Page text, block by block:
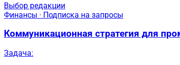
Выбор редакции
Финансы · Подписка на запросы
Коммуникационная стратегия для
Задача: